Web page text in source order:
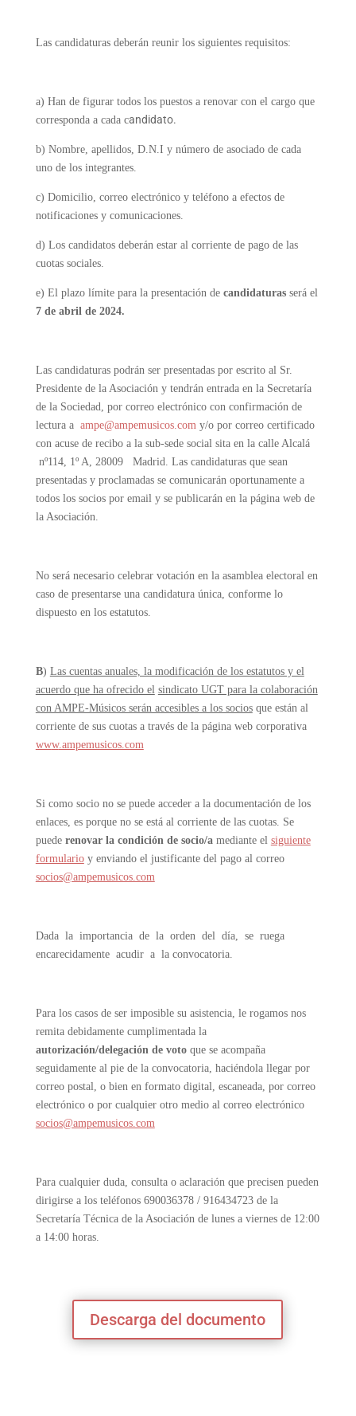
Las candidaturas deberán reunir los siguientes requisitos:
a) Han de figurar todos los puestos a renovar con el cargo que
corresponda a cada candidato.
b) Nombre, apellidos, D.N.I y número de asociado de cada
uno de los integrantes.
c) Domicilio, correo electrónico y teléfono a efectos de
notificaciones y comunicaciones.
d) Los candidatos deberán estar al corriente de pago de las
cuotas sociales.
e) El plazo límite para la presentación de candidaturas será el
7 de abril de 2024.
Las candidaturas podrán ser presentadas por escrito al Sr.
Presidente de la Asociación y tendrán entrada en la Secretaría
de la Sociedad, por correo electrónico con confirmación de
lectura a ampe@ampemusicos.com y/o por correo certificado
con acuse de recibo a la sub-sede social sita en la calle Alcalá
nº114, 1º A, 28009 Madrid. Las candidaturas que sean
presentadas y proclamadas se comunicarán oportunamente a
todos los socios por email y se publicarán en la página web de
la Asociación.
No será necesario celebrar votación en la asamblea electoral en
caso de presentarse una candidatura única, conforme lo
dispuesto en los estatutos.
B) Las cuentas anuales, la modificación de los estatutos y el
acuerdo que ha ofrecido el sindicato UGT para la colaboración
con AMPE-Músicos serán accesibles a los sociosque están al
corriente de sus cuotas a través de la página web corporativa
www.ampemusicos.com
Si como socio no se puede acceder a la documentación de los
enlaces, es porque no se está al corriente de las cuotas. Se
puede renovar la condición de socio/a mediante el siguiente
formularioy enviando el justificante del pago al correo
socios@ampemusicos.com
Dada la importancia de la orden del día, se ruega
encarecidamente acudir a la convocatoria.
Para los casos de ser imposible su asistencia, le rogamos nos
remita debidamente cumplimentada la
autorización/delegación de voto que se acompaña
seguidamente al pie de la convocatoria, haciéndola llegar por
correo postal, o bien en formato digital, escaneada, por correo
electrónico o por cualquier otro medio al correo electrónico
socios@ampemusicos.com
Para cualquier duda, consulta o aclaración que precisen pueden
dirigirse a los teléfonos 690036378 / 916434723 de la
Secretaría Técnica de la Asociación de lunes a viernes de 12:00
a 14:00 horas.
Descarga del documento